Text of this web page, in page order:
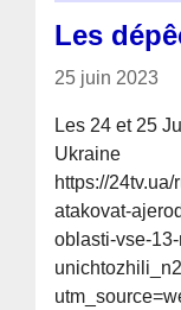
Les
25 juin 2023
Les 24 et 25
Ukraine
https://
atakovat-
oblasti-vse-